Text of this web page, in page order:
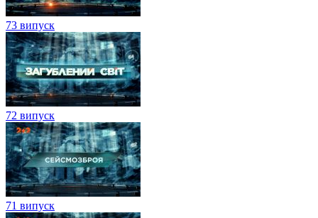
73 випуск
72 випуск
71 випуск